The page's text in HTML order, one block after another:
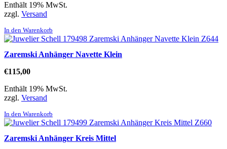
Enthält 19% MwSt.
zzgl. Versand
In den Warenkorb
Zaremski Anhänger Navette Klein
€115,00
Enthält 19% MwSt.
zzgl. Versand
In den Warenkorb
Zaremski Anhänger Kreis Mittel